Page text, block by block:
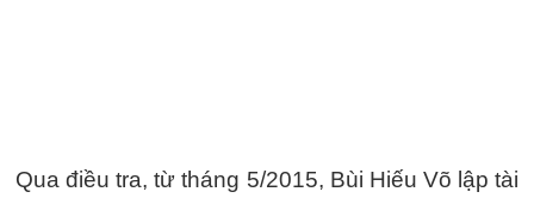
Qua điều tra, từ tháng 5/2015, Bùi Hiếu Võ lập tài